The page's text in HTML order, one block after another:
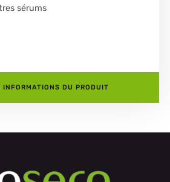
sérums
INFORMATIONS DU PRODUIT